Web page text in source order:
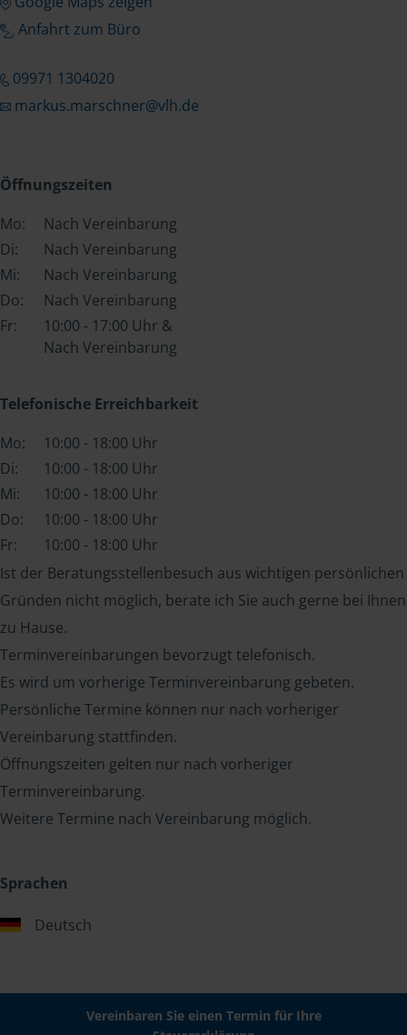
Anfahrt zum Büro
09971 1304020
markus.marschner@vlh.de
Öffnungszeiten
Mo:
Nach Vereinbarung
Di:
Nach Vereinbarung
Mi:
Nach Vereinbarung
Do:
Nach Vereinbarung
Fr:
10:00 - 17:00 Uhr &
Nach Vereinbarung
Telefonische Erreichbarkeit
Mo:
10:00 - 18:00 Uhr
Di:
10:00 - 18:00 Uhr
Mi:
10:00 - 18:00 Uhr
Do:
10:00 - 18:00 Uhr
Fr:
10:00 - 18:00 Uhr
Ist der Beratungsstellenbesuch aus wichtigen persönlichen
Gründen nicht möglich, berate ich Sie auch gerne bei Ihnen
zu Hause.
Terminvereinbarungen bevorzugt telefonisch.
Es wird um vorherige Terminvereinbarung gebeten.
Persönliche Termine können nur nach vorheriger
Vereinbarung stattfinden.
Öffnungszeiten gelten nur nach vorheriger
Terminvereinbarung.
Weitere Termine nach Vereinbarung möglich.
Sprachen
Deutsch
Vereinbaren Sie einen Termin für Ihre